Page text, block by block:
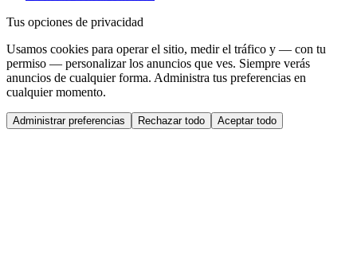
Tus opciones de privacidad
Usamos cookies para operar el sitio, medir el tráfico y — con tu
permiso — personalizar los anuncios que ves. Siempre verás
anuncios de cualquier forma. Administra tus preferencias en
cualquier momento.
Administrar preferencias Rechazar todo Aceptar todo